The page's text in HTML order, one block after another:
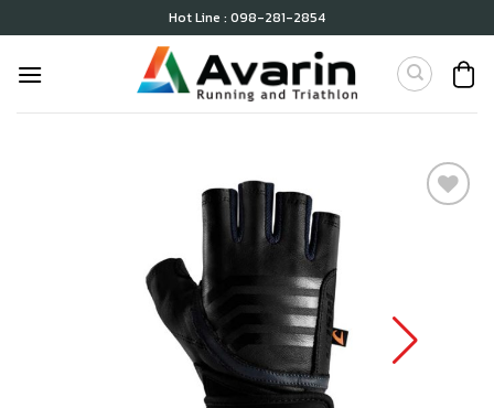
to
content
Hot Line : 098-281-2854